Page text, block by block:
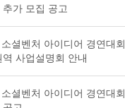
가 모집 공고
셜벤처 아이디어 경연대회
사업설명회 안내
셜벤처 아이디어 경연대회